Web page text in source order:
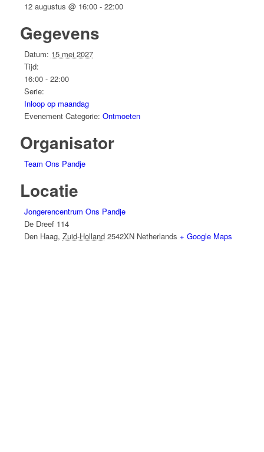
12 augustus @ 16:00- 22:00
Gegevens
Datum: 15 mei 2027
Tijd:
16:00 - 22:00
Serie:
Inloop op maandag
Evenement Categorie: Ontmoeten
Organisator
Team Ons Pandje
Locatie
Jongerencentrum Ons Pandje
De Dreef 114
Den Haag, Zuid-Holland 2542XN Netherlands + Google Maps